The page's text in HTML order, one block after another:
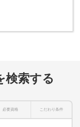
検索する
必要資格 こだわり条件